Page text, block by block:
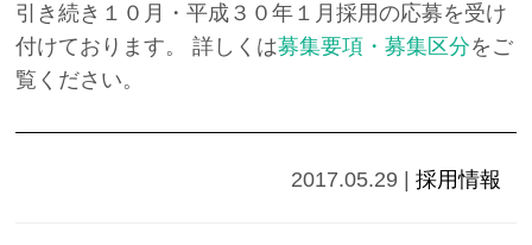
引き続き１０月・平成３０年１月採用の応募を受け
付けております。 詳しくは募集要項・募集区分をご
覧ください。
2017.05.29 |採用情報